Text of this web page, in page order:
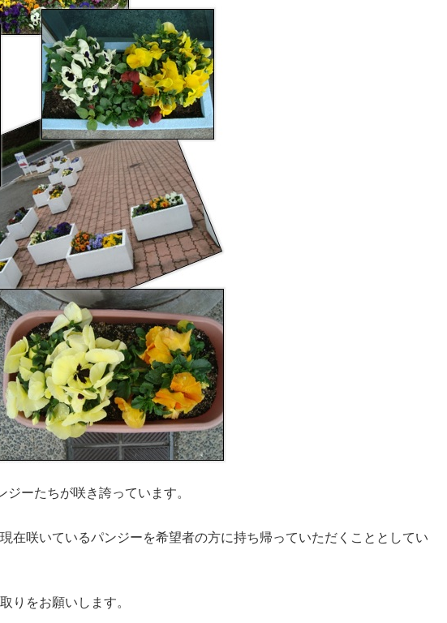
ーたちが咲き誇っています。
在咲いているパンジーを希望者の方に持ち帰っていただくこととしてい
りをお願いします。